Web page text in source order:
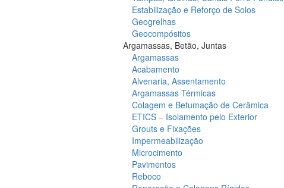
Estabilização e Reforço de Solos
Geogrelhas
Geocompósitos
Argamassas, Betão, Juntas
Argamassas
Acabamento
Alvenaria, Assentamento
Argamassas Térmicas
Colagem e Betumação de Cerâmica
ETICS – Isolamento pelo Exterior
Grouts e Fixações
Impermeabilização
Microcimento
Pavimentos
Reboco